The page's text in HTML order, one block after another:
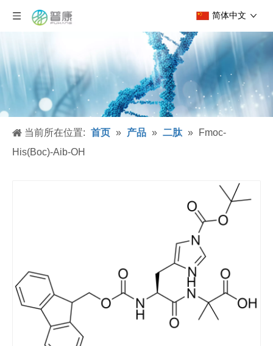
简体中文
当前所在位置: 首页 » 产品 » 二肽 »
Fmoc-
His(Boc)-Aib-OH